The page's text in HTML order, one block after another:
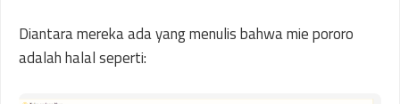
Diantara mereka ada yang menulis bahwa mie pororo
adalah halal seperti: